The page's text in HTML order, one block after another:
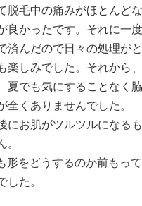
脱毛中の痛みがほとんど
良かったです。それに一
済んだので日々の処理が
楽しみでした。それから
夏でも気にすることなく
全くありませんでした。
にお肌がツルツルになる
形をどうするのか前もっ
した。